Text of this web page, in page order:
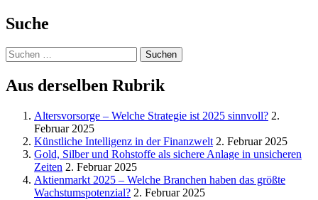
Suche
Suchen
nach:
Aus derselben Rubrik
Altersvorsorge – Welche Strategie ist 2025 sinnvoll? 2.
Februar 2025
Künstliche Intelligenz in der Finanzwelt 2. Februar 2025
Gold, Silber und Rohstoffe als sichere Anlage in unsicheren
Zeiten 2. Februar 2025
Aktienmarkt 2025 – Welche Branchen haben das größte
Wachstumspotenzial? 2. Februar 2025